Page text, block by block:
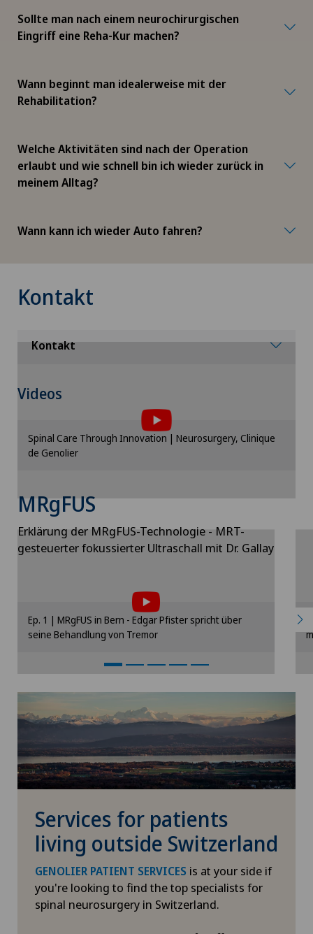
Sollte man nach einem neurochirurgischen
Eingriff eine Reha-Kur machen?
Wann beginnt man idealerweise mit der
Rehabilitation?
Welche Aktivitäten sind nach der Operation
erlaubt und wie schnell bin ich wieder zurück in
meinem Alltag?
Wann kann ich wieder Auto fahren?
Kontakt
Kontakt
Videosmüssen Sie der Verwendung von Cookies
zustimmen.
Bitte aktivieren Sie die entsprechende Option in
den Cookie-Einstellungen.
Spinal Care Through Innovation | Neurosurgery, Clinique
de Genolier
MRgFUS
Erklärung der MRgFUS-Technologie - MRT-
gesteuerter fokussierter Ultraschall mit Dr. Gallay
Cookies zustimmen.
Bitte aktivieren Sie die entsprechende Option
in den Cookie-Einstellungen.
Ep. 1 | MRgFUS in Bern - Edgar Pfister spricht über
seine Behandlung von Tremor
Services for patients
living outside Switzerland
GENOLIER PATIENT SERVICES is at your side if
you're looking to find the top specialists for
spinal neurosurgery in Switzerland.